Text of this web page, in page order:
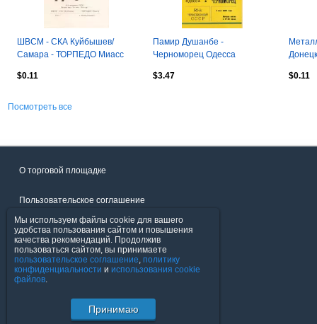
ШВСМ - СКА Куйбышев/
Самара - ТОРПЕДО Миасс
$0.11
Памир Душанбе -
Черноморец Одесса
$3.47
$0.11
Посмотреть все
О торговой площадке
Пользовательское соглашение
Политика конфиденциальности
Продавцы
© FavoritMarket.com
Мы используем файлы cookie для вашего
удобства пользования сайтом и повышения
качества рекомендаций. Продолжив
пользоваться сайтом, вы принимаете
пользовательское соглашение, политику
конфиденциальности и использования cookie
файлов.
Принимаю